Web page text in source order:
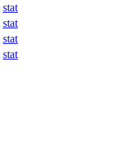
stat
stat
stat
stat